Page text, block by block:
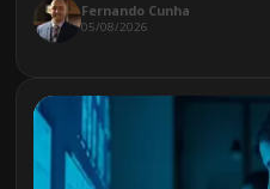
Fernando Cunha
05/08/2026